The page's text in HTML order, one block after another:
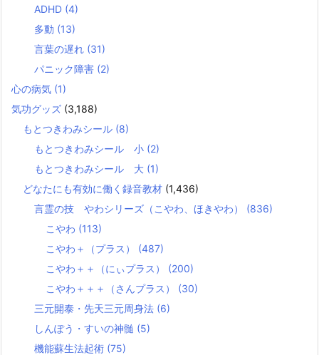
ADHD (4)
多動 (13)
言葉の遅れ (31)
パニック障害 (2)
心の病気 (1)
気功グッズ (3,188)
もとつきわみシール (8)
もとつきわみシール 小 (2)
もとつきわみシール 大 (1)
どなたにも有効に働く録音教材 (1,436)
言霊の技 やわシリーズ（こやわ、ほきやわ） (836)
こやわ (113)
こやわ＋（プラス） (487)
こやわ＋＋（にぃプラス） (200)
こやわ＋＋＋（さんプラス） (30)
三元開泰・先天三元周身法 (6)
しんぽう・すいの神髄 (5)
機能蘇生法起術 (75)